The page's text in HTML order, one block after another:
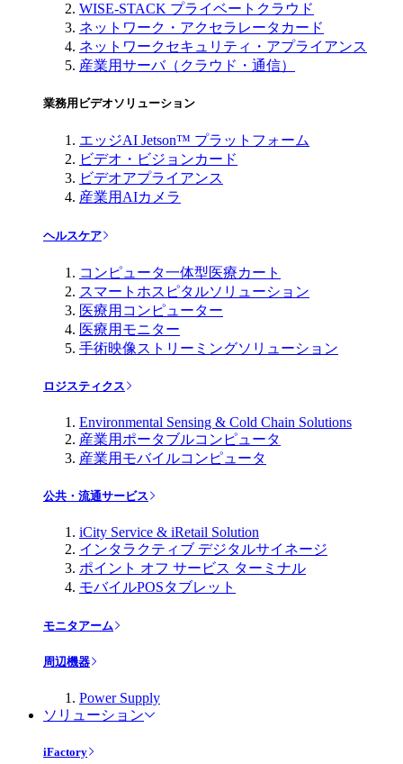
WISE-STACK プライベートクラウド
ネットワーク・アクセラレータカード
ネットワークセキュリティ・アプライアンス
産業用サーバ（クラウド・通信）
業務用ビデオソリューション
エッジAI Jetson™ プラットフォーム
ビデオ・ビジョンカード
ビデオアプライアンス
産業用AIカメラ
ヘルスケア
コンピュータ一体型医療カート
スマートホスピタルソリューション
医療用コンピューター
医療用モニター
手術映像ストリーミングソリューション
ロジスティクス
Environmental Sensing & Cold Chain Solutions
産業用ポータブルコンピュータ
産業用モバイルコンピュータ
公共・流通サービス
iCity Service & iRetail Solution
インタラクティブ デジタルサイネージ
ポイント オフ サービス ターミナル
モバイルPOSタブレット
モニタアーム
周辺機器
Power Supply
ソリューション
iFactory